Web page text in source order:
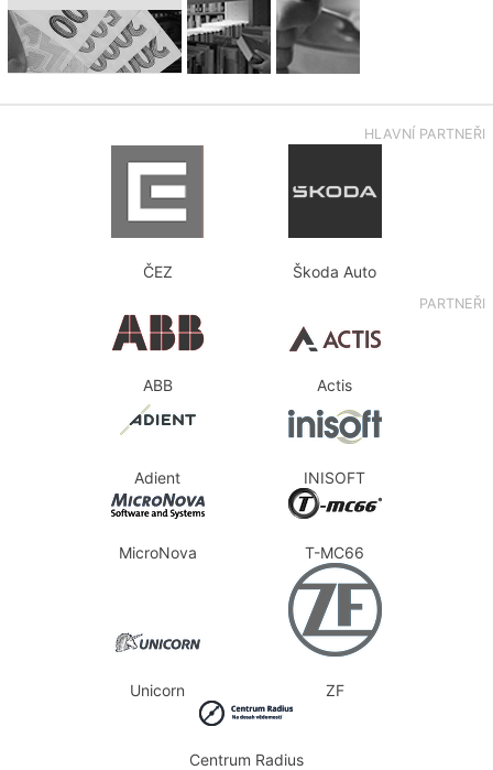
HLAVNÍ PARTNEŘI
ČEZ Škoda Auto
PARTNEŘI
ABB Actis
Adient INISOFT
MicroNova T-MC66
Unicorn ZF
Centrum Radius